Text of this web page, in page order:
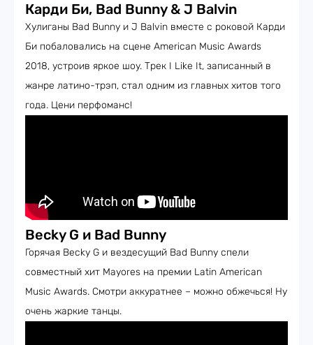
Карди Би, Bad Bunny & J Balvin
Хулиганы Bad Bunny и J Balvin вместе с роковой Карди
Би побаловались на сцене American Music Awards
2018, устроив яркое шоу. Трек I Like It, записанный в
жанре латино-трэп, стал одним из главных хитов того
года. Цени перфоманс!
Becky G и Bad Bunny
Горячая Becky G и вездесущий Bad Bunny спели
совместный хит Mayores на премии Latin American
Music Awards. Смотри аккуратнее – можно обжечься! Ну
очень жаркие танцы.